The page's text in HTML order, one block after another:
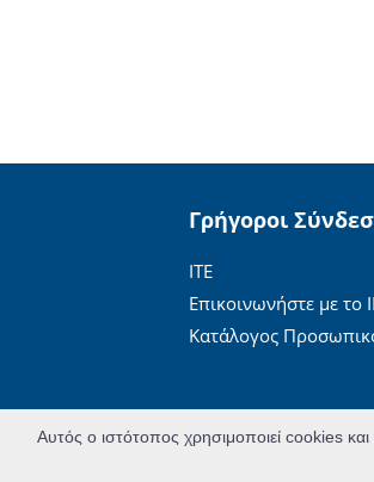
Γρήγοροι
ΙΤΕ
Επικοινωνήστε με το
Κατάλογος
Αυτός ο ιστότοπος χρησιμοποιεί cookies